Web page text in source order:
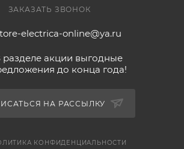
ЗАКАЗАТЬ ЗВОНОК
electrica-online@ya.ru
разделе акции выгодные
до конца года!
НА РАССЫЛКУ
КОНФИДЕНЦИАЛЬНОСТИ